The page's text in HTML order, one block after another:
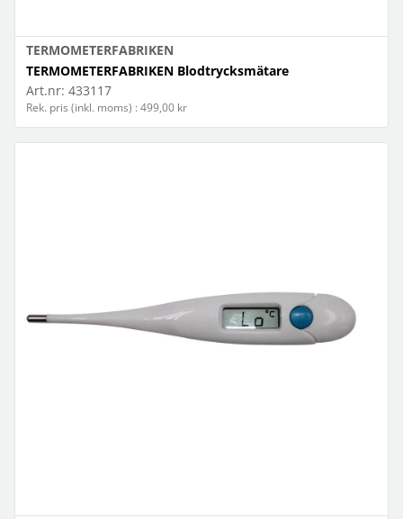
TERMOMETERFABRIKEN
TERMOMETERFABRIKEN Blodtrycksmätare
Art.nr: 433117
Rek. pris (inkl. moms) : 499,00 kr